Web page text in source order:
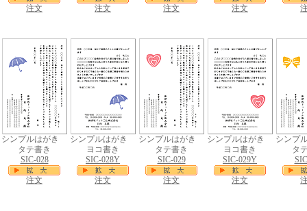
注文 注文 注文 注文
シンプルはがき
タテ書き
SIC-028
注文
シンプルはがき
ヨコ書き
SIC-028Y
注文
シンプルはがき
タテ書き
SIC-029
注文
シンプルはがき
ヨコ書き
SIC-029Y
注文
シンプ
タ